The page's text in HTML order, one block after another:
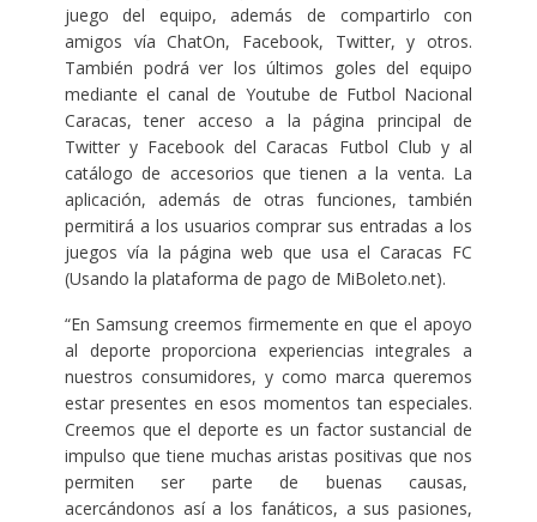
juego del equipo, además de compartirlo con
amigos vía ChatOn, Facebook, Twitter, y otros.
También podrá ver los últimos goles del equipo
mediante el canal de Youtube de Futbol Nacional
Caracas, tener acceso a la página principal de
Twitter y Facebook del Caracas Futbol Club y al
catálogo de accesorios que tienen a la venta. La
aplicación, además de otras funciones, también
permitirá a los usuarios comprar sus entradas a los
juegos vía la página web que usa el Caracas FC
(Usando la plataforma de pago de MiBoleto.net).
“En Samsung creemos firmemente en que el apoyo
al deporte proporciona experiencias integrales a
nuestros consumidores, y como marca queremos
estar presentes en esos momentos tan especiales.
Creemos que el deporte es un factor sustancial de
impulso que tiene muchas aristas positivas que nos
permiten ser parte de buenas causas,
acercándonos así a los fanáticos, a sus pasiones,